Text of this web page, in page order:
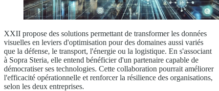
XXII propose des solutions permettant de transformer les données
visuelles en leviers d'optimisation pour des domaines aussi variés
que la défense, le transport, l'énergie ou la logistique. En s'associant
à Sopra Steria, elle entend bénéficier d'un partenaire capable de
démocratiser ses technologies. Cette collaboration pourrait améliorer
l'efficacité opérationnelle et renforcer la résilience des organisations,
selon les deux entreprises.